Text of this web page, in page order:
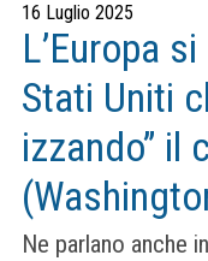
16 Luglio 2025
L’Europa
Stati Uniti
izzando” il
Ne parlano anche